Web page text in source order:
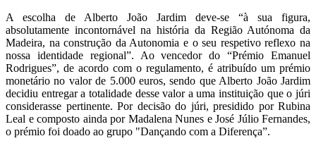
A escolha de Alberto João Jardim deve-se “à sua figura,
absolutamente incontornável na história da Região Autónoma da
Madeira, na construção da Autonomia e o seu respetivo reflexo na
nossa identidade regional”. Ao vencedor do “Prémio Emanuel
Rodrigues”, de acordo com o regulamento, é atribuído um prémio
monetário no valor de 5.000 euros, sendo que Alberto João Jardim
decidiu entregar a totalidade desse valor a uma instituição que o júri
considerasse pertinente. Por decisão do júri, presidido por Rubina
Leal e composto ainda por Madalena Nunes e José Júlio Fernandes,
o prémio foi doado ao grupo "Dançando com a Diferença”.